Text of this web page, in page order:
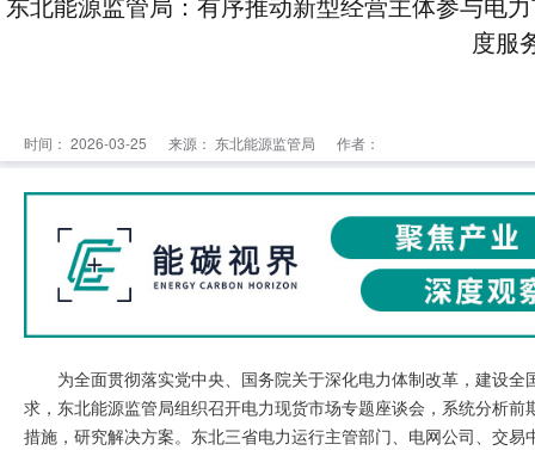
度服
时间： 2026-03-25 来源： 东北能源监管局 作者：
为全面贯彻落实党中央、国务院关于深化电力体制改革，建设
求，东北能源监管局组织召开电力现货市场专题座谈会，系统分析
措施，研究解决方案。东北三省电力运行主管部门、电网公司、交